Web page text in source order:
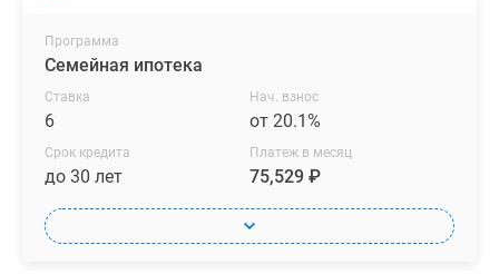
Программа
Семейная ипотека
Ставка
6
Нач. взнос
от 20.1%
Срок кредита
до 30 лет
Платеж в месяц
75,529 ₽